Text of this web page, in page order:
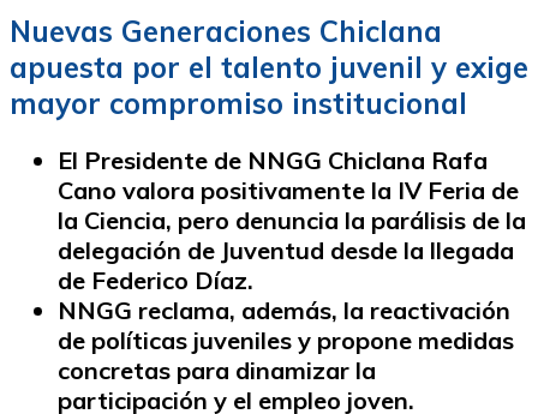
Nuevas Generaciones Chiclana
apuesta por el talento juvenil y exige
mayor compromiso institucional
El Presidente de NNGG Chiclana Rafa
Cano valora positivamente la IV Feria de
la Ciencia, pero denuncia la parálisis de la
delegación de Juventud desde la llegada
de Federico Díaz.
NNGG reclama, además, la reactivación
de políticas juveniles y propone medidas
concretas para dinamizar la
participación y el empleo joven.